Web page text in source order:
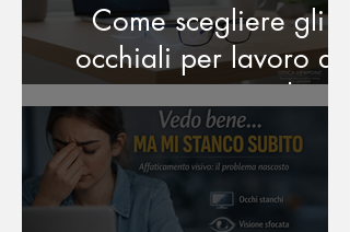
Come scegliere gli
occhiali per lavoro al
computer: guida
completa per una
visione ottimale